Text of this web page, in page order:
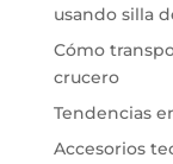
usando silla
Cómo
crucero
Tendencias
Accesorios